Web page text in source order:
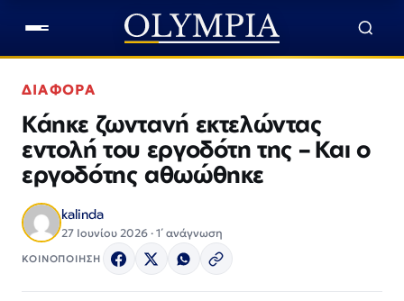
ΔΙΑΦΟΡΑ
Κάηκε ζωντανή εκτελώντας
εντολή του εργοδότη της – Και ο
εργοδότης αθωώθηκε
kalinda
27 Ιουνίου 2026 · 1΄ ανάγνωση
ΚΟΙΝΟΠΟΙΗΣΗ